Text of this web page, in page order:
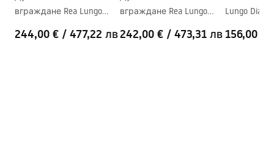
Warranty_Terms_and_Conditions_Faucets_-_5.pdf
вграждане Rea Lungo
BOX
244,00 € / 477,22 лв
вграждане Rea Lungo
242,00 € / 473,31 лв
Lungo
156,00 €